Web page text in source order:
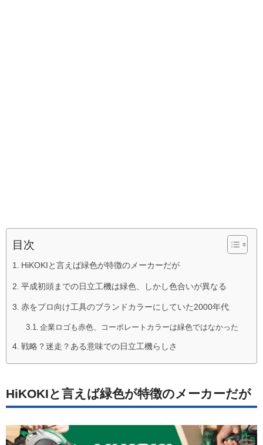
目次
HiKOKIと言えば緑色が特徴のメーカーだが
平成初頭までの日立工機は緑色、しかし色合いが異なる
赤をプロ向け工具のブランドカラーにしていた2000年代
企業ロゴも赤色、コーポレートカラーは緑色ではなかった
戦略？迷走？ある意味での日立工機らしさ
HiKOKIと言えば緑色が特徴のメーカーだが